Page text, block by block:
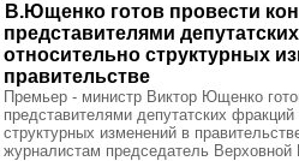
В.Ющенко готов провести
представителями
относительно структурных
правительстве
Премьер - министр Виктор Ющенко
представителями депутатских фракций
структурных изменений в
журналистам председатель